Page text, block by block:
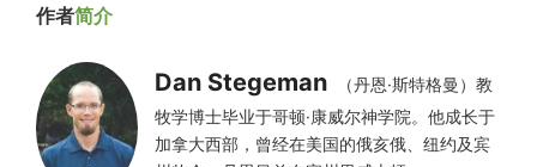
作者简介
Dan Stegeman
（丹恩·斯特格曼）教
牧学博士毕业于哥顿·康威尔神学院。他成长于
加拿大西部，曾经在美国的俄亥俄、纽约及宾